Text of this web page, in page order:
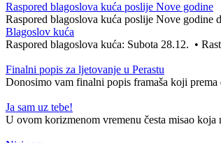
Raspored blagoslova kuća poslije Nove godine
Raspored blagoslova kuća poslije Nove
Blagoslov kuća
Raspored blagoslova kuća: Subota 28.12. •
Finalni popis za ljetovanje u Perastu
Donosimo vam finalni popis framaša koji
Ja sam uz tebe!
U ovom korizmenom vremenu česta misao